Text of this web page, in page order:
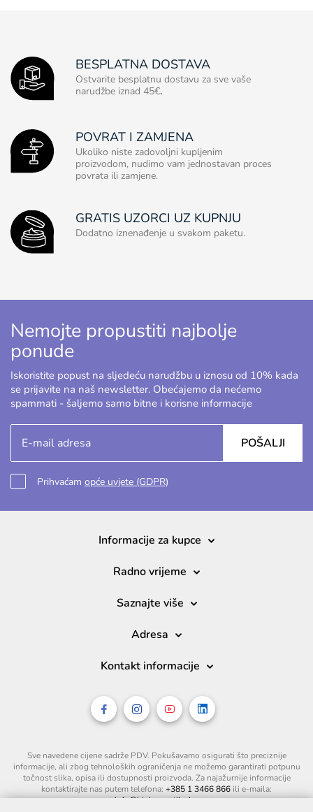
BESPLATNA DOSTAVA
Ostvarite besplatnu dostavu za sve vaše
narudžbe iznad 45€.
POVRAT I ZAMJENA
Ukoliko niste zadovoljni kupljenim
proizvodom, nudimo vam jednostavan proces
povrata ili zamjene.
GRATIS UZORCI UZ KUPNJU
Dodatno iznenađenje u svakom paketu.
Nemojte propustiti najbolje
ponude
Iskoristite popust na sljedeću narudžbu u iznosu od 10% kada
se prijavite na naš newsletter. Obećajemo da nećemo
spammati - šaljemo samo bitne i korisne informacije
POŠALJI
Prihvaćam opće uvjete (GDPR)
Informacije za kupce
Radno vrijeme
Saznajte više
Adresa
Kontakt informacije
Sve navedene cijene sadrže PDV. Pokušavamo osigurati što preciznije
informacije, ali zbog tehnoloških ograničenja ne možemo garantirati potpunu
točnost slika, opisa ili dostupnosti proizvoda. Za najažurnije informacije
kontaktirajte nas putem telefona: +385 1 3466 866 ili e-maila:
info@biokozmetika.hr.